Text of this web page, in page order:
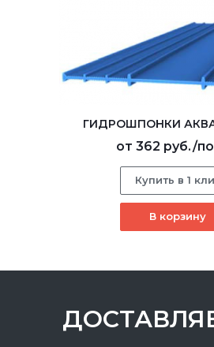
ГИДРОШПОНКИ
от 362 руб./
Купить в 1
В корзину